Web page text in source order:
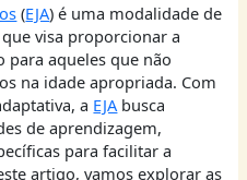
(EJA) é uma modalidade de
visa proporcionar a
aqueles que não
na idade apropriada. Com
a EJA busca
de aprendizagem,
para facilitar a
artigo, vamos explorar as